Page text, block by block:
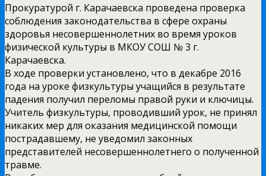
Прокуратурой г. Карачаевска проведена проверка
соблюдения законодательства в сфере охраны
здоровья несовершеннолетних во время уроков
физической культуры в МКОУ СОШ № 3 г.
Карачаевска.
В ходе проверки установлено, что в декабре 2016
года на уроке физкультуры учащийся в результате
падения получил переломы правой руки и ключицы.
Учитель физкультуры, проводивший урок, не принял
никаких мер для оказания медицинской помощи
пострадавшему, не уведомил законных
представителей несовершеннолетнего о полученной
травме.